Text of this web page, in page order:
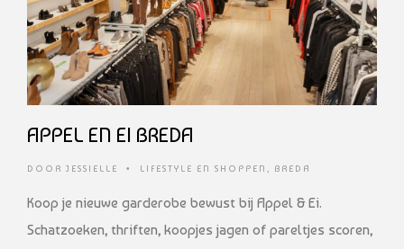
APPEL EN EI BREDA
DOOR JESSIELLE • LIFESTYLE EN SHOPPEN , BREDA
Koop je nieuwe garderobe bewust bij Appel & Ei.
Schatzoeken, thriften, koopjes jagen of pareltjes scoren,